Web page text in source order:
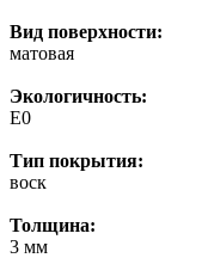
Вид поверхности:
матовая
Экологичность:
E0
Тип покрытия:
воск
Толщина:
3 мм